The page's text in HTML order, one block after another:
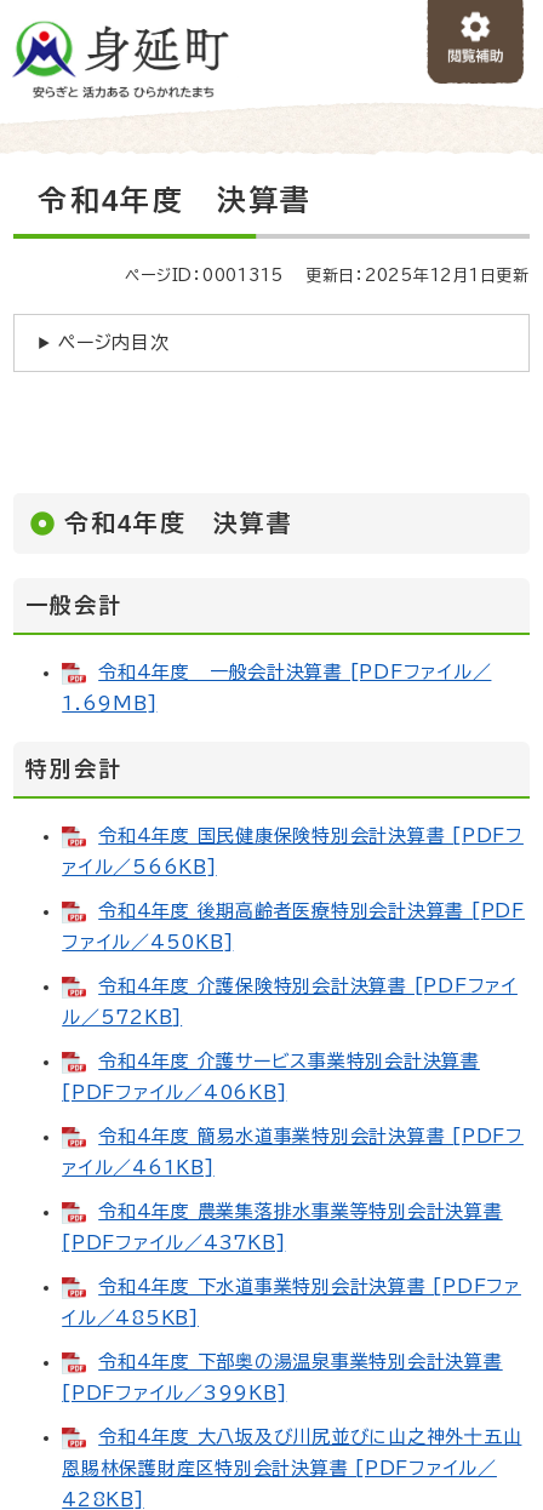
ー
先
令和4年度 決算書
ページID：0001315 更新日：2025年12月1日更新
ページ内目次
令和4年度 決算書
一般会計
令和4年度 一般会計決算書 [PDFファイル／
1.69MB]
特別会計
令和4年度 国民健康保険特別会計決算書 [PDFフ
ァイル／566KB]
令和4年度 後期高齢者医療特別会計決算書 [PDF
ファイル／450KB]
令和4年度 介護保険特別会計決算書 [PDFファイ
ル／572KB]
令和4年度 介護サービス事業特別会計決算書
[PDFファイル／406KB]
令和4年度 簡易水道事業特別会計決算書 [PDFフ
ァイル／461KB]
令和4年度 農業集落排水事業等特別会計決算書
[PDFファイル／437KB]
令和4年度 下水道事業特別会計決算書 [PDFファ
イル／485KB]
令和4年度 下部奥の湯温泉事業特別会計決算書
[PDFファイル／399KB]
令和4年度 大八坂及び川尻並びに山之神外十五山
恩賜林保護財産区特別会計決算書 [PDFファイル／
428KB]